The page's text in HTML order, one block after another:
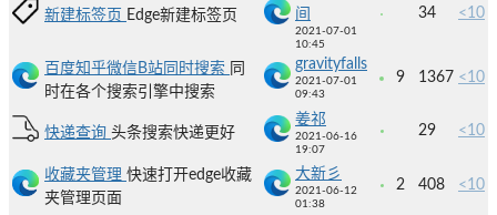
新建标签页 Edge新建标签页
间
2021-07-01
10:45
34 <10
百度知乎微信B站同时搜索 同
时在各个搜索引擎中搜索
gravityfalls
2021-07-01
09:43
9 1367 <10
快递查询 头条搜索快递更好
姜祁
2021-06-16
19:07
29 <10
收藏夹管理 快速打开edge收藏
夹管理页面
大新彡
2021-06-12
01:38
2 408 <10